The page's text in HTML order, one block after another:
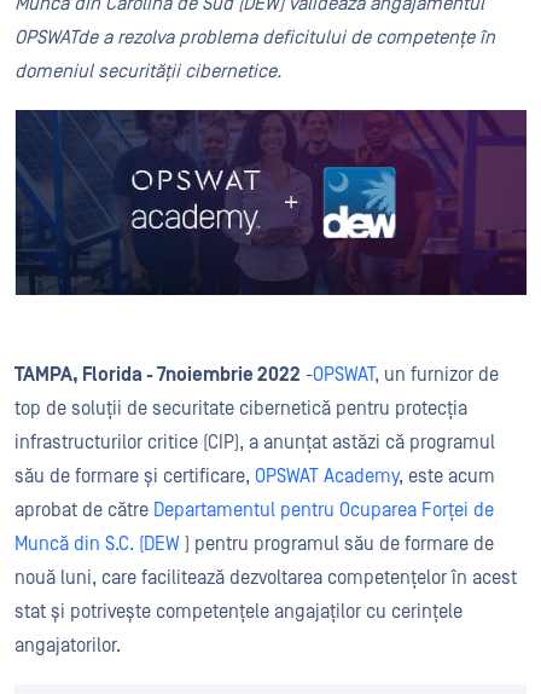
OPSWATde a rezolva problema deficitului de competențe în
domeniul securității cibernetice.
TAMPA, Florida -7noiembrie 2022 -OPSWAT, un furnizor de
top de soluții de securitate cibernetică pentru protecția
infrastructurilor critice (CIP), a anunțat astăzi că programul
său de formare și certificare, OPSWAT Academy, este acum
aprobat de către Departamentul pentru Ocuparea Forței de
Muncă din S.C. (DEW ) pentru programul său de formare de
nouă luni, care facilitează dezvoltarea competențelor în acest
stat și potrivește competențele angajaților cu cerințele
angajatorilor.